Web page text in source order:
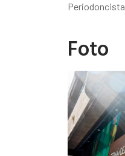
Periodoncista
Foto